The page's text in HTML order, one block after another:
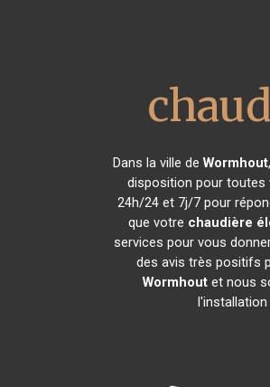
Dans la ville de Wormhout
disposition pour toutes
24h/24 et 7j/7 pour
que votre chaudière
services pour vous
des avis très positifs
Wormhoutet nous